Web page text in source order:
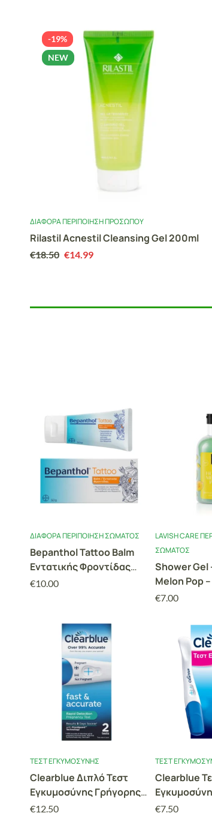
-19%
NEW
ΔΙΆΦΟΡΑ ΠΕΡΙΠΟΊΗΣΗ ΠΡΟΣΏΠΟΥ
Rilastil Acnestil Cleansing Gel 200ml
€18.50 €14.99
ΔΙΆΦΟΡΑ ΠΕΡΙΠΟΊΗΣΗ ΣΏΜΑΤΟΣ
Bepanthol Tattoo Balm
Εντατικής Φροντίδας
50gr
€10.00
LAVISH CARE
ΣΏΜΑΤΟΣ
Shower Gel
Melon Pop
€7.00
ΤΕΣΤ ΕΓΚΥΜΟΣΎΝΗΣ
Clearblue Διπλό Τεστ
Εγκυμοσύνης Γρήγορης
Ανίχνευσης 2τμχ
€12.50
ΤΕΣΤ
Clearblue
Ανίχνευση
€7.50